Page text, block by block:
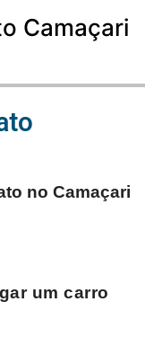
Camaçari
no Camaçari
um carro